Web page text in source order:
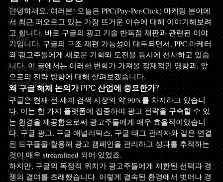
Market Analysis
Metaverse
Mining
NFT
Crypto Market
CryptoCurrency
Paid News
AI
BRAND
digital marketing
미분류
Web3
안녕하세요, 여러분! 오늘은 PPC(Pay-Per-Click) 마케팅 분야에
서 최근 떠오르고 있는 가장 뜨거운 이슈에 대해 이야기해보려
고 합니다. 바로 구글의 광고 기술 반독점 재판과 관련된 이야
기입니다. 구글의 구조 재편 가능성이 대두되면서, PPC 마케터
와 광고주들에게 새로운 기회와 도전을 동시에 선사하고 있습
니다. 이 글에서는 이러한 변화가 가져올 잠재적인 영향과, 앞
으로의 전략 방향에 대해 살펴보겠습니다.
왜 구글 해체 논의가 PPC 산업에 중요한가?
구글은 현재 전 세계 검색 시장의 약 90%를 차지하고 있습니
다. 이는 한 가지 플랫폼에 집중하여 광고 전략을 구축할 수 있
는 환경을 제공함으로써 광고주들에게 매우 효율적이었습니
다. 구글 광고, 구글 애널리틱스, 구글 태그 관리자와 같은 연결
된 도구들을 활용해 광고 캠페인을 관리하고 성과를 추적하는
것이 매우 streamlined 되어 있었죠.
하지만, 구글의 독점적 위치가 광고주들에게 제한된 선택과 경
쟁의 결여를 초래했습니다. 이렇게 결속된 환경에서 벗어나 경